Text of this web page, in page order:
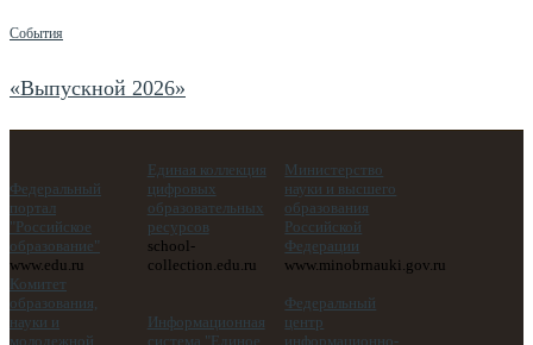
События
«Выпускной 2026»
Федеральный
портал
"Российское
образование"
www.edu.ru
Единая коллекция
цифровых
образовательных
ресурсов
school-
collection.edu.ru
Министерство
науки и высшего
образования
Российской
Федерации
www.minobrnauki.gov.ru
Комитет
образования,
науки и
молодежной
Информационная
система "Единое
Федеральный
центр
информационно-